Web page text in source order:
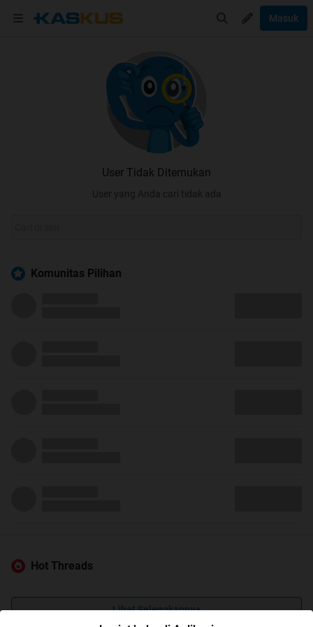
Masuk
User Tidak Ditemukan
User yang Anda cari tidak ada
Komunitas Pilihan
Hot Threads
Lihat Selengkapnya